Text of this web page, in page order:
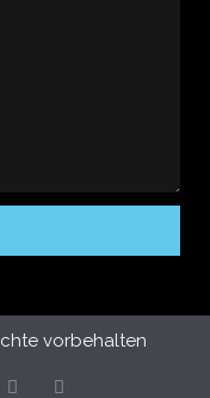
vorbehalten